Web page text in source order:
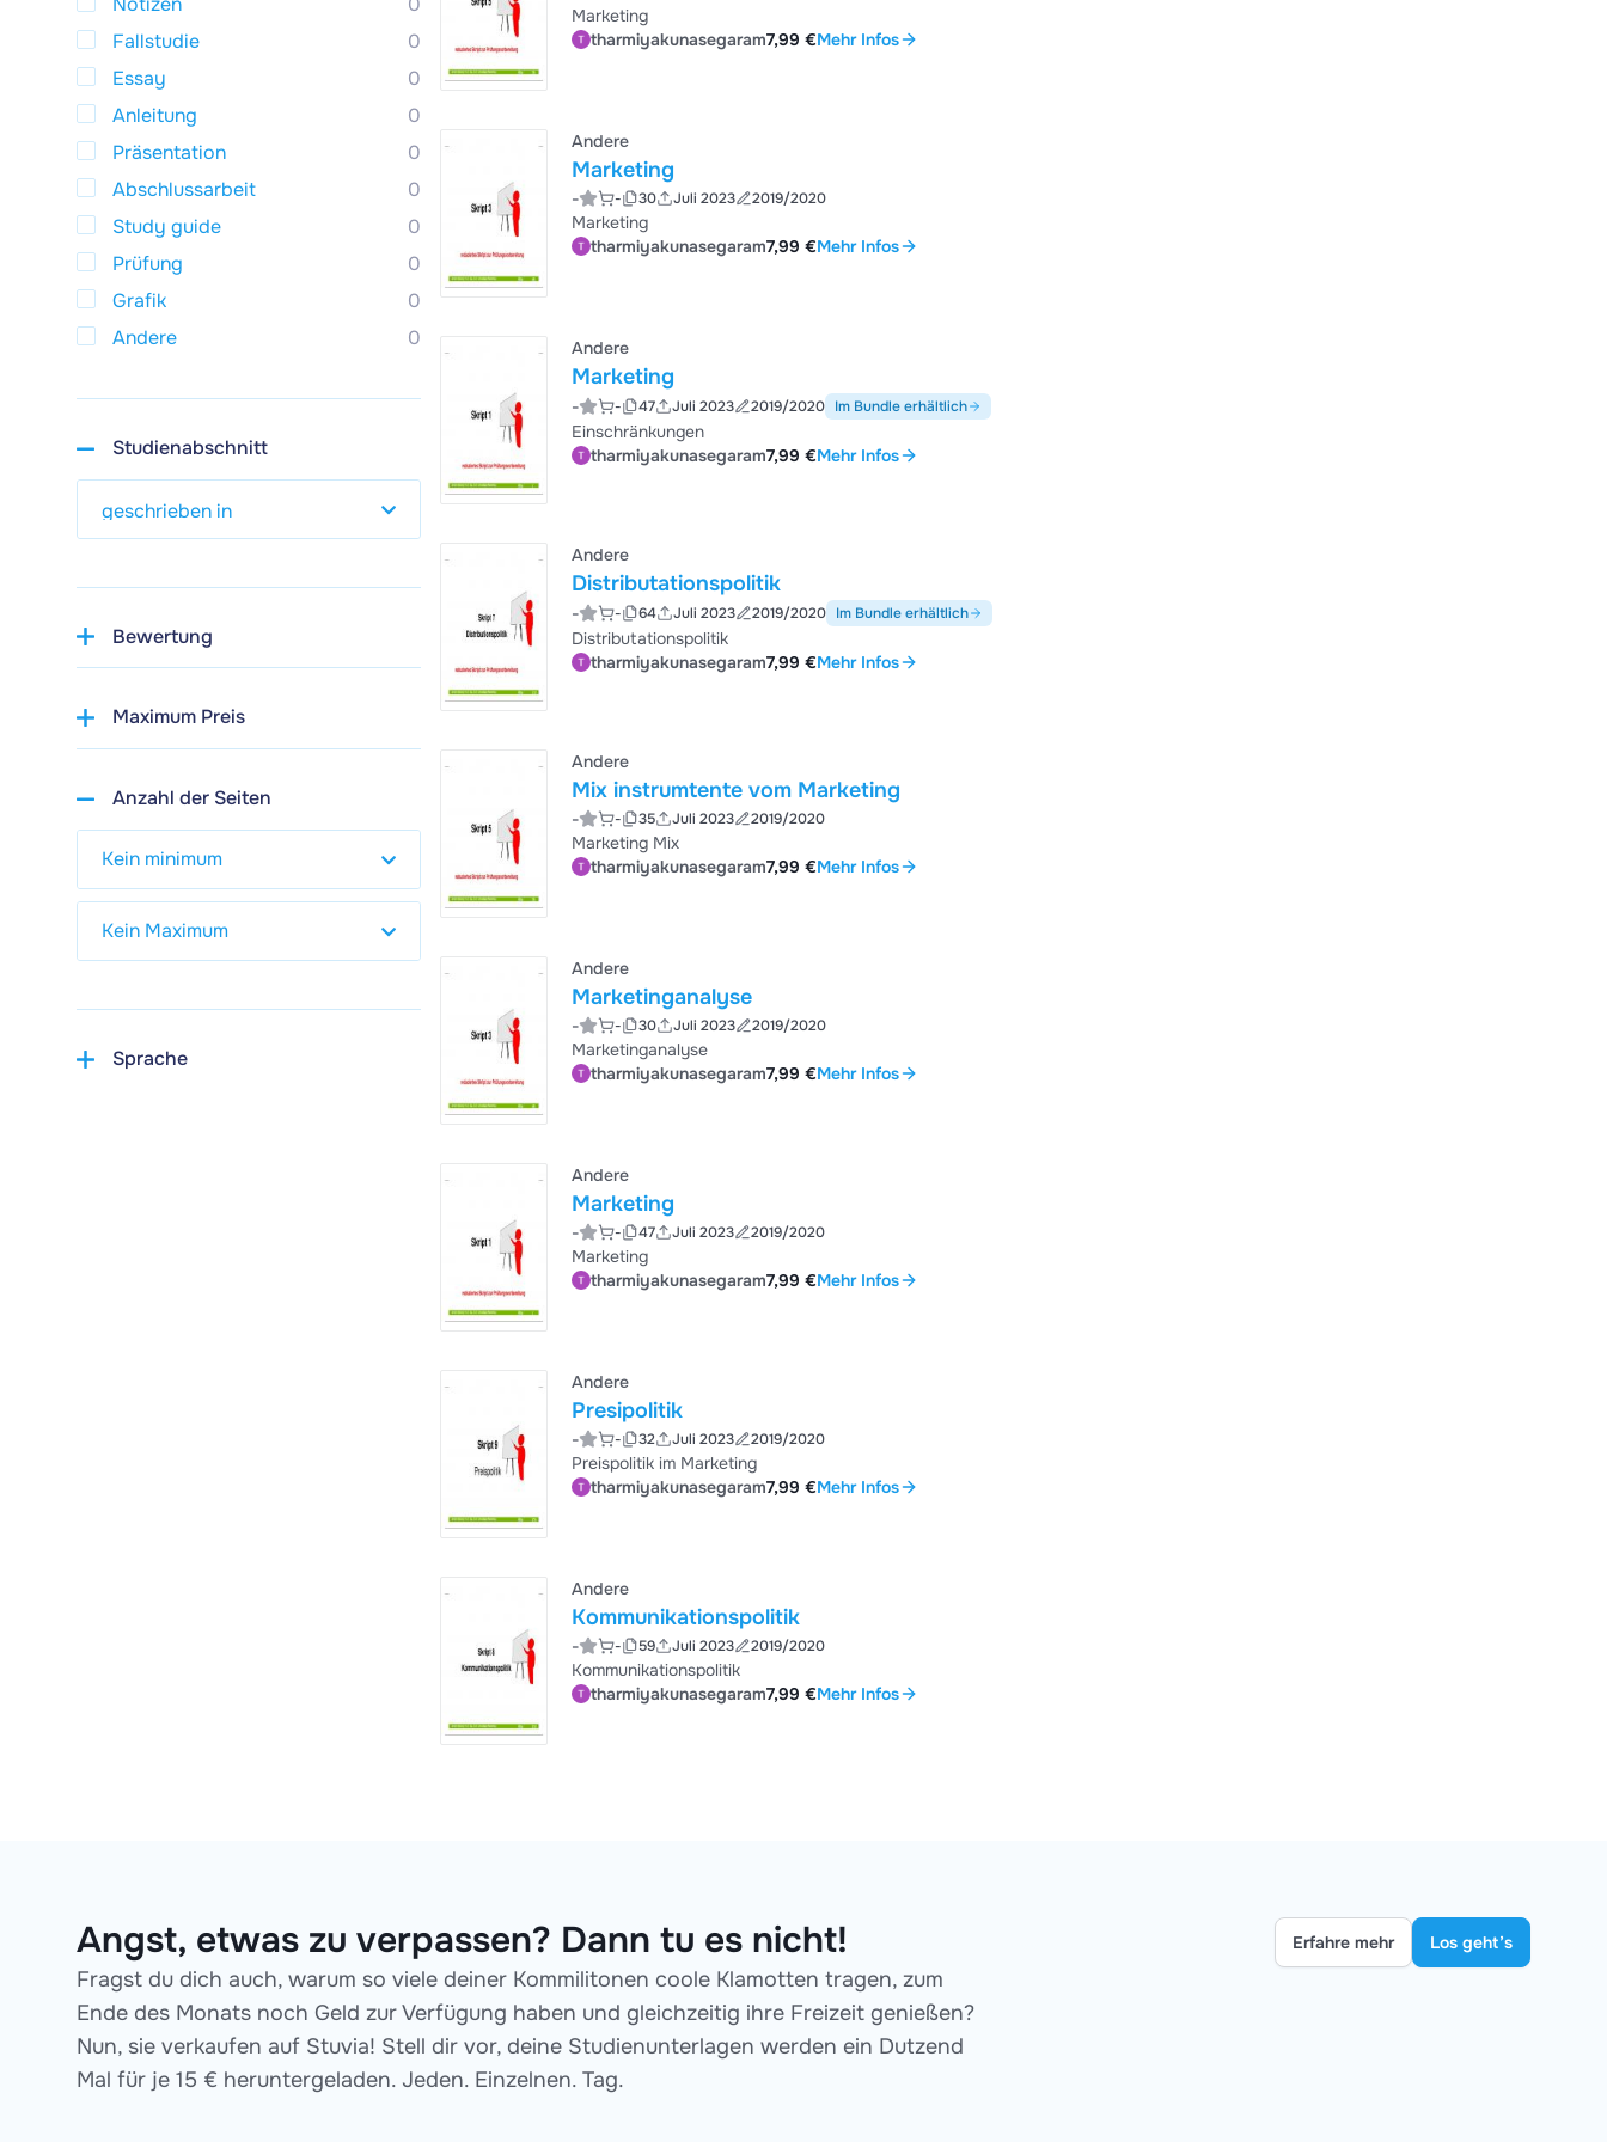
Fallstudie
0
Essay
0
Anleitung
0
Präsentation
0
Abschlussarbeit
0
Study guide
0
Prüfung
0
Grafik
0
Andere
0
Studienabschnitt
Bewertung
Maximum Preis
Anzahl der Seiten
Sprache
Marketing
tharmiyakunasegaram7,99 €Mehr Infos
Andere
Marketing
- - 30 Juli 2023 2019/2020
Marketing
tharmiyakunasegaram7,99 €Mehr Infos
Andere
Marketing
- - 47 Juli 2023 2019/2020 Im Bundle erhältlich
Einschränkungen
tharmiyakunasegaram7,99 €Mehr Infos
Andere
Distributationspolitik
- - 64 Juli 2023 2019/2020 Im Bundle erhältlich
Distributationspolitik
tharmiyakunasegaram7,99 €Mehr Infos
Andere
Mix instrumtente vom Marketing
- - 35 Juli 2023 2019/2020
Marketing Mix
tharmiyakunasegaram7,99 €Mehr Infos
Andere
Marketinganalyse
- - 30 Juli 2023 2019/2020
Marketinganalyse
tharmiyakunasegaram7,99 €Mehr Infos
Andere
Marketing
- - 47 Juli 2023 2019/2020
Marketing
tharmiyakunasegaram7,99 €Mehr Infos
Andere
Presipolitik
- - 32 Juli 2023 2019/2020
Preispolitik im Marketing
tharmiyakunasegaram7,99 €Mehr Infos
Andere
Kommunikationspolitik
- - 59 Juli 2023 2019/2020
Kommunikationspolitik
tharmiyakunasegaram7,99 €Mehr Infos
Angst, etwas zu verpassen? Dann tu es nicht!
Fragst du dich auch, warum so viele deiner Kommilitonen coole Klamotten tragen, zum
Ende des Monats noch Geld zur Verfügung haben und gleichzeitig ihre Freizeit genießen?
Nun, sie verkaufen auf Stuvia! Stell dir vor, deine Studienunterlagen werden ein Dutzend
Mal für je 15 € heruntergeladen. Jeden. Einzelnen. Tag.
Erfahre mehr Los geht’s